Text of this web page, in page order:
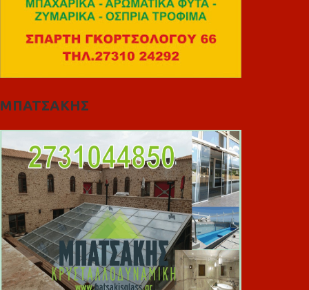
ΜΠΑΤΣΑΚΗΣ